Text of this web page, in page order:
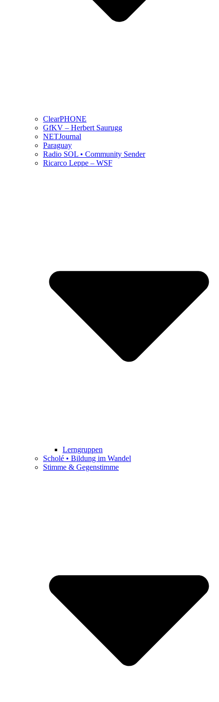
ClearPHONE
GfKV – Herbert Saurugg
NETJournal
Paraguay
Radio SOL • Community Sender
Ricarco Leppe – WSF
Lerngruppen
Scholé • Bildung im Wandel
Stimme & Gegenstimme